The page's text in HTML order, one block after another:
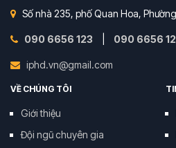
Số nhà 235, phố Quan Hoa,
090 6656 123 090 6656
iphd.vn@gmail.com
VỀ CHÚNG TÔI
Giới thiệu
Đội ngũ chuyên gia